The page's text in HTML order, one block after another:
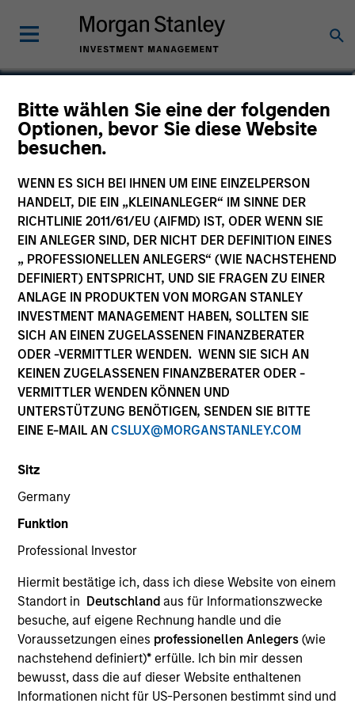
Bitte wählen Sie eine der folgenden
Optionen, bevor Sie diese Website
besuchen.
WENN ES SICH BEI IHNEN UM EINE EINZELPERSON
HANDELT, DIE EIN „KLEINANLEGER“ IM SINNE DER
RICHTLINIE 2011/61/EU (AIFMD) IST, ODER WENN SIE
EIN ANLEGER SIND, DER NICHT DER DEFINITION EINES
„ PROFESSIONELLEN ANLEGERS“ (WIE NACHSTEHEND
DEFINIERT) ENTSPRICHT, UND SIE FRAGEN ZU EINER
ANLAGE IN PRODUKTEN VON MORGAN STANLEY
INVESTMENT MANAGEMENT HABEN, SOLLTEN SIE
SICH AN EINEN ZUGELASSENEN FINANZBERATER
ODER -VERMITTLER WENDEN. WENN SIE SICH AN
KEINEN ZUGELASSENEN FINANZBERATER ODER -
VERMITTLER WENDEN KÖNNEN UND
UNTERSTÜTZUNG BENÖTIGEN, SENDEN SIE BITTE
EINE E-MAIL AN CSLUX@MORGANSTANLEY.COM
Sitz
Germany
Funktion
Professional Investor
Hiermit bestätige ich, dass ich diese Website von einem
Standort in Deutschland aus für Informationszwecke
besuche, auf eigene Rechnung handle und die
Voraussetzungen eines professionellen Anlegers(wie
nachstehend definiert)* erfülle. Ich bin mir dessen
bewusst, dass die auf dieser Website enthaltenen
Informationen nicht für US-Personen bestimmt sind und
Charles Gaffney
Managing Director, Co-Head of
Core/Growth Team
YEARS OF INDUSTRY EXPERIENCE
30 Years
TEAM
Eaton Vance Equity Team